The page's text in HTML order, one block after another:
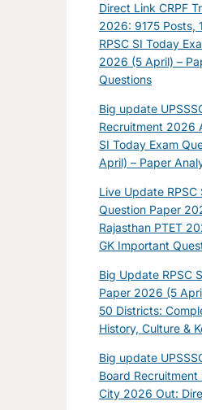
Direct Link CRPF
2026: 9175 Posts,
RPSC SI Today
2026 (5 April) –
Questions
Big update
Recruitment 2026
SI Today Exam
April) – Paper
Live Update RPSC
Question Paper
Rajasthan PTET
GK Important
Big Update RPSC
Paper 2026 (5
50 Districts:
History, Culture &
Big update
Board
City 2026 Out: